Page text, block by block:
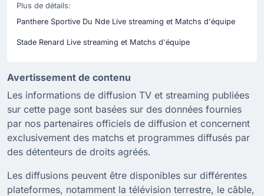
Plus de détails:
Panthere Sportive Du Nde Live streaming et Matchs d'équipe
Stade Renard Live streaming et Matchs d'équipe
Avertissement de contenu
Les informations de diffusion TV et streaming publiées
sur cette page sont basées sur des données fournies
par nos partenaires officiels de diffusion et concernent
exclusivement des matchs et programmes diffusés par
des détenteurs de droits agréés.
Les diffusions peuvent être disponibles sur différentes
plateformes, notamment la télévision terrestre, le câble,